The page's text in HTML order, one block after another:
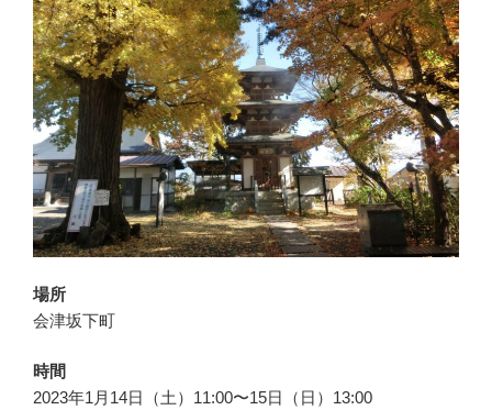
場所
会津坂下町
時間
2023年1月14日（土）11:00〜15日（日）13:00